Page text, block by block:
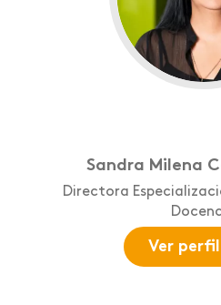
Sandra Milena
Directora
Ver